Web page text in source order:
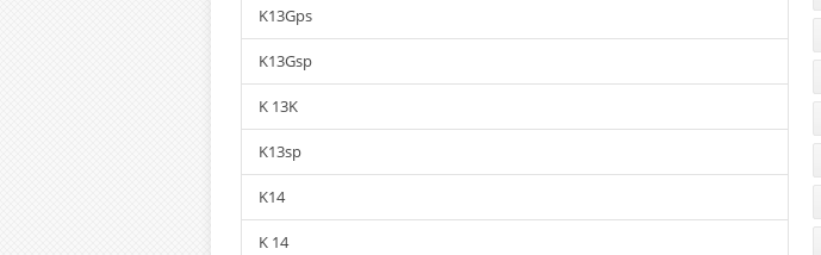
K13Gps
K13Gsp
K 13K
K13sp
K14
K 14